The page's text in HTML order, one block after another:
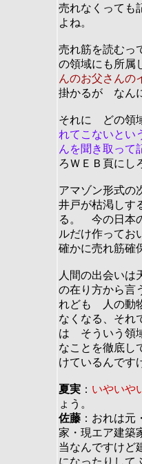
売れなくっても
よね。
売れ筋を読むっ
の領域にも所属
んのお父さんの
掛かるが なん
それに どの領
れてこないとい
んを聞き取って
ろＷＥＢ頁に
アマゾン形式
井戸が枯渇しす
る。 今の日本
ルだけ作って
確かに売れ筋確
人間の出会い
の在り方から言
れども 人の動
なくなる、それ
は そういう領
なことを徹底し
けているんで
夏実 ： いやいや
ょう。
佐藤 ：おれは元
家・現エア建築
当なんですけど
になったりして